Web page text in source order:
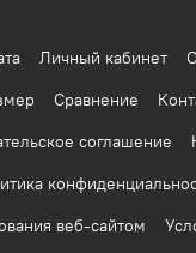
Личный кабинет
Сравнение
соглашение
веб-сайтом